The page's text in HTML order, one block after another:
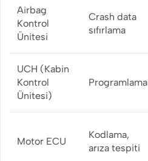
Airbag
Kontrol
Ünitesi
Crash data
sıfırlama
UCH (Kabin
Kontrol
Ünitesi)
Programlama
Motor ECU
Kodlama,
arıza tespiti